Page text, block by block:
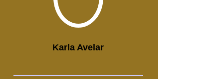
Karla Avelar